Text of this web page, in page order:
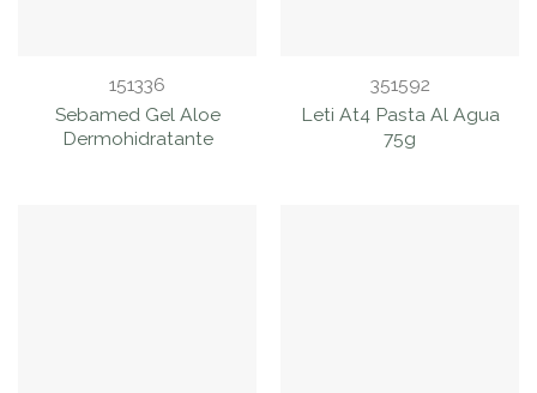
151336
Sebamed Gel Aloe
Dermohidratante
351592
Leti At4 Pasta Al Agua
75g